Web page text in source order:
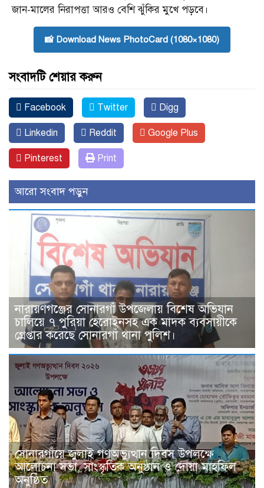
জান-মালের নিরাপত্তা আরও বেশি ঝুঁকির মুখে পড়বে।
📸 Download News PhotoCard (1080×1080)
সংবাদটি শেয়ার করুন
Facebook Twitter Digg
Linkedin Reddit Google Plus
Pinterest Print
আরো সংবাদ পড়ুন
নারায়ণগঞ্জের সোনারগাঁ উপজেলায় বিশেষ অভিযান
চালিয়ে ৭ পুরিয়া হেরোইনসহ এক মাদক ব্যবসায়ীকে
গ্রেপ্তার করেছে সোনারগাঁ থানা পুলিশ।
সোনারগাঁয়ে জুলাই গণঅভ্যুত্থান দিবস উপলক্ষে
আলোচনা সভা, সাংস্কৃতিক অনুষ্ঠান ও দোয়া মাহফিল
অনুষ্ঠিত